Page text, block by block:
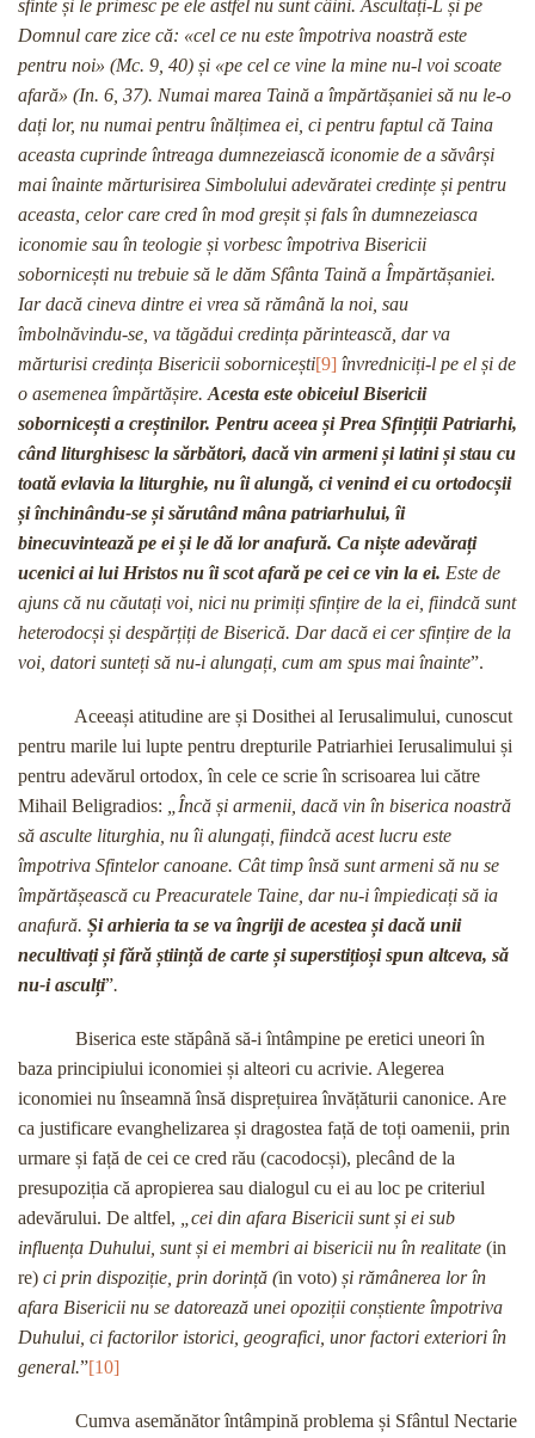
sfinte și le primesc pe ele astfel nu sunt câini. Ascultați-L și pe
Domnul care zice că: «cel ce nu este împotriva noastră este
pentru noi» (Mc. 9, 40) și «pe cel ce vine la mine nu-l voi scoate
afară» (In. 6, 37). Numai marea Taină a împărtășaniei să nu le-o
dați lor, nu numai pentru înălțimea ei, ci pentru faptul că Taina
aceasta cuprinde întreaga dumnezeiască iconomie de a săvârși
mai înainte mărturisirea Simbolului adevăratei credințe și pentru
aceasta, celor care cred în mod greșit și fals în dumnezeiasca
iconomie sau în teologie și vorbesc împotriva Bisericii
sobornicești nu trebuie să le dăm Sfânta Taină a Împărtășaniei.
Iar dacă cineva dintre ei vrea să rămână la noi, sau
îmbolnăvindu-se, va tăgădui credința părintească, dar va
mărturisi credința Bisericii sobornicești[9] învredniciți-l pe el și de
o asemenea împărtășire. Acesta este obiceiul Bisericii
sobornicești a creștinilor. Pentru aceea și Prea Sfințiții Patriarhi,
când liturghisesc la sărbători, dacă vin armeni și latini și stau cu
toată evlavia la liturghie, nu îi alungă, ci venind ei cu ortodocșii
și închinându-se și sărutând mâna patriarhului, îi
binecuvintează pe ei și le dă lor anafură. Ca niște adevărați
ucenici ai lui Hristos nu îi scot afară pe cei ce vin la ei. Este de
ajuns că nu căutați voi, nici nu primiți sfințire de la ei, fiindcă sunt
heterodocși și despărțiți de Biserică. Dar dacă ei cer sfințire de la
voi, datori sunteți să nu-i alungați, cum am spus mai înainte”.
Aceeași atitudine are și Dosithei al Ierusalimului, cunoscut
pentru marile lui lupte pentru drepturile Patriarhiei Ierusalimului și
pentru adevărul ortodox, în cele ce scrie în scrisoarea lui către
Mihail Beligradios:
„Încă și armenii, dacă vin în biserica noastră
să asculte liturghia, nu îi alungați, fiindcă acest lucru este
împotriva Sfintelor canoane. Cât timp însă sunt armeni să nu se
împărtășească cu Preacuratele Taine, dar nu-i împiedicați să ia
anafură. Și arhieria ta se va îngriji de acestea și dacă unii
necultivați și fără știință de carte și superstițioși spun altceva, să
nu-i asculți”.
Biserica este stăpână să-i întâmpine pe eretici uneori în
baza principiului iconomiei și alteori cu acrivie. Alegerea
iconomiei nu înseamnă însă disprețuirea învățăturii canonice. Are
ca justificare evanghelizarea și dragostea față de toți oamenii, prin
urmare și față de cei ce cred rău (cacodocși), plecând de la
presupoziția că apropierea sau dialogul cu ei au loc pe criteriul
adevărului. De altfel,
„cei din afara Bisericii sunt și ei sub
influența Duhului, sunt și ei membri ai bisericii nu în realitate (in
re) ci prin dispoziție, prin dorință (in voto) și rămânerea lor în
afara Bisericii nu se datorează unei opoziții conștiente împotriva
Duhului, ci factorilor istorici, geografici, unor factori exteriori în
general.”[10]
Cumva asemănător întâmpină problema și Sfântul Nectarie